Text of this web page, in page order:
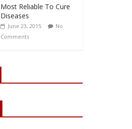
Most Reliable To Cure
Diseases
June 23, 2015
No
Comments